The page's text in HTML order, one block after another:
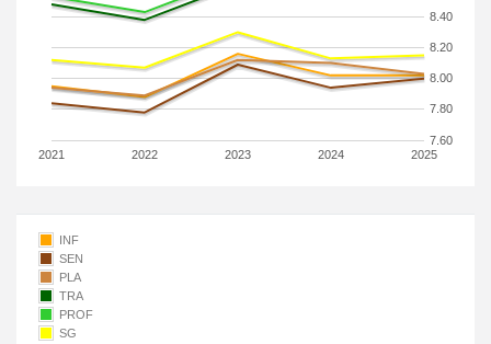
2021 2022 2023 2024 2025
7.60
7.80
8.00
8.20
8.40
INF
SEN
PLA
TRA
PROF
SG